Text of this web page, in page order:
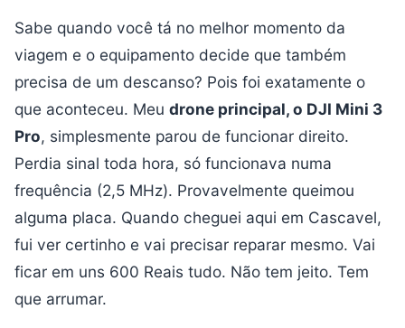
Sabe quando você tá no melhor momento da
viagem e o equipamento decide que também
precisa de um descanso? Pois foi exatamente o
que aconteceu. Meu drone principal, o DJI Mini 3
Pro, simplesmente parou de funcionar direito.
Perdia sinal toda hora, só funcionava numa
frequência (2,5 MHz). Provavelmente queimou
alguma placa. Quando cheguei aqui em Cascavel,
fui ver certinho e vai precisar reparar mesmo. Vai
ficar em uns 600 Reais tudo. Não tem jeito. Tem
que arrumar.